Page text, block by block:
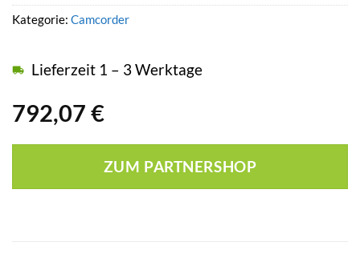
792,07 €
Lieferzeit 1 – 3 Werktage
ZUM PARTNERSHOP
Kategorie: Camcorder